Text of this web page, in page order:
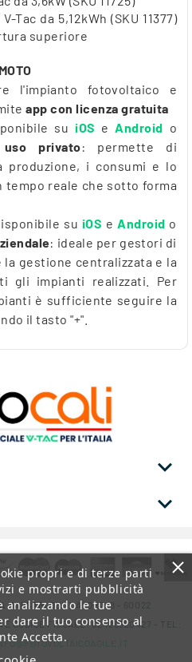
Tac da 5,12kWh (SKU 11377)
superiore
l'impianto fotovoltaico e
app con licenza gratuita
suiOS eAndroid o
uso privato: permette di
produzione, i consumi e lo
reale che sotto forma
su iOS eAndroid o
: ideale per gestori di
gestione centralizzata e la
gli impianti realizzati. Per
è sufficiente seguire la
il tasto "+".


propri e di terze parti
e mostrarti pubblicità
analizzando le tue
dare il tuo consenso al
Accetta.
DEL LAVORO, 8 - 60022
E CODICE FISCALE: 02425320427 - TEL: